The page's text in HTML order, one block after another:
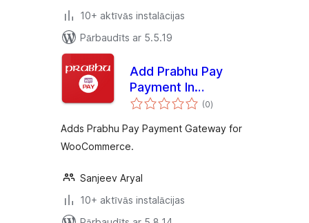
10+ aktīvās instalācijas
Pārbaudīts ar 5.5.19
Add Prabhu Pay
Payment In
WooCommerce
(0vērtējumu
kopsumma
)
Adds Prabhu Pay Payment Gateway for
WooCommerce.
Sanjeev Aryal
10+ aktīvās instalācijas